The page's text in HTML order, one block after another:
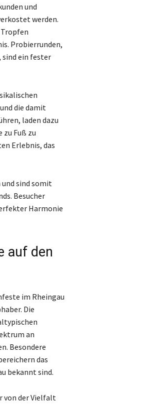
und
werden.
Probierrunden,
sind ein fester
die damit
laden dazu
zu Fuß zu
Erlebnis, das
sind somit
Besucher
Harmonie
auf den
im Rheingau
Die
an
Besondere
das
bekannt sind.
von der Vielfalt